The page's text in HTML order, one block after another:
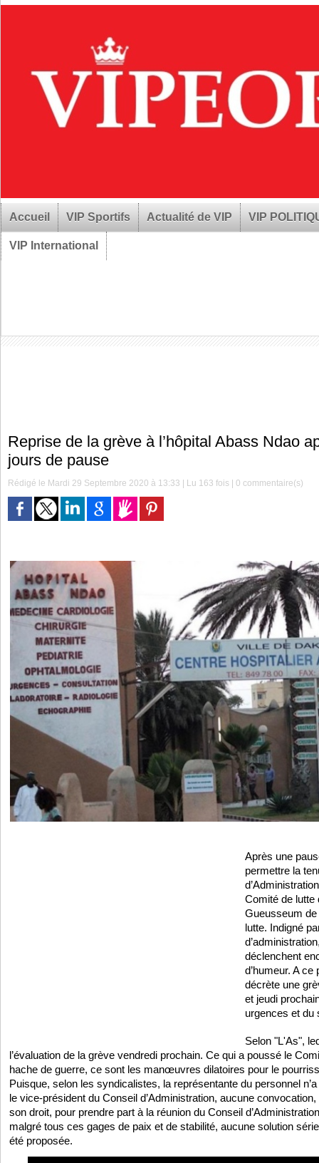
Accueil VIP Sportifs Actualité de VIP VIP
VIP International
Reprise de la grève à l’hôpital Abass Ndao
jours de pause
Rédigé le Mardi 29 Septembre 2020 à 13:33 | Lu 163 fois |0 commentaire(s)
Après une
permettre la
Comité de lutte
Gueusseum
lutte. Indigné
déclenchent
d’humeur. A
décrète une
et jeudi
urgences et du
Selon "L'As",
l’évaluation de la grève vendredi prochain. Ce qui a poussé le
hache de guerre, ce sont les manœuvres dilatoires pour le
Puisque, selon les syndicalistes, la représentante du personnel
le vice-président du Conseil d’Administration, aucune
son droit, pour prendre part à la réunion du Conseil
malgré tous ces gages de paix et de stabilité, aucune solution
été proposée.